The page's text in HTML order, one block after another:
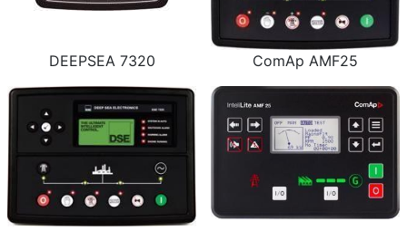
DEEPSEA 7320 ComAp AMF25